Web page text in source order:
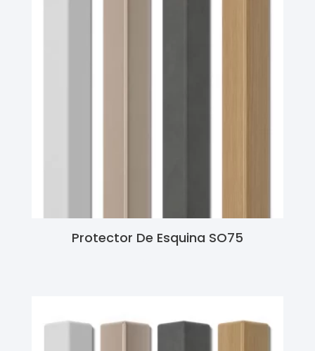
Protector De Esquina SO75